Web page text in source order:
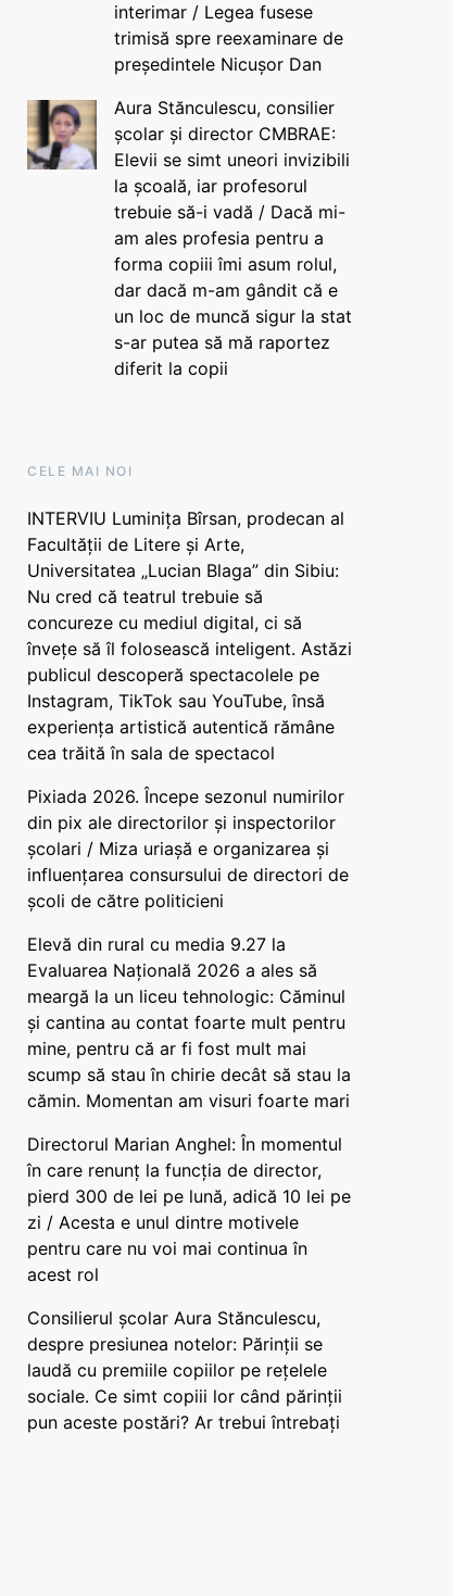
interimar / Legea fusese
trimisă spre reexaminare de
președintele Nicușor Dan
Aura Stănculescu, consilier
școlar și director CMBRAE:
Elevii se simt uneori invizibili
la școală, iar profesorul
trebuie să-i vadă / Dacă mi-
am ales profesia pentru a
forma copiii îmi asum rolul,
dar dacă m-am gândit că e
un loc de muncă sigur la stat
s-ar putea să mă raportez
diferit la copii
CELE MAI NOI
INTERVIU Luminița Bîrsan, prodecan al
Facultății de Litere și Arte,
Universitatea „Lucian Blaga” din Sibiu:
Nu cred că teatrul trebuie să
concureze cu mediul digital, ci să
învețe să îl folosească inteligent. Astăzi
publicul descoperă spectacolele pe
Instagram, TikTok sau YouTube, însă
experiența artistică autentică rămâne
cea trăită în sala de spectacol
Pixiada 2026. Începe sezonul numirilor
din pix ale directorilor și inspectorilor
școlari / Miza uriașă e organizarea și
influențarea consursului de directori de
școli de către politicieni
Elevă din rural cu media 9.27 la
Evaluarea Națională 2026 a ales să
meargă la un liceu tehnologic: Căminul
și cantina au contat foarte mult pentru
mine, pentru că ar fi fost mult mai
scump să stau în chirie decât să stau la
cămin. Momentan am visuri foarte mari
Directorul Marian Anghel: În momentul
în care renunț la funcția de director,
pierd 300 de lei pe lună, adică 10 lei pe
zi / Acesta e unul dintre motivele
pentru care nu voi mai continua în
acest rol
Consilierul școlar Aura Stănculescu,
despre presiunea notelor: Părinții se
laudă cu premiile copiilor pe rețelele
sociale. Ce simt copiii lor când părinții
pun aceste postări? Ar trebui întrebați